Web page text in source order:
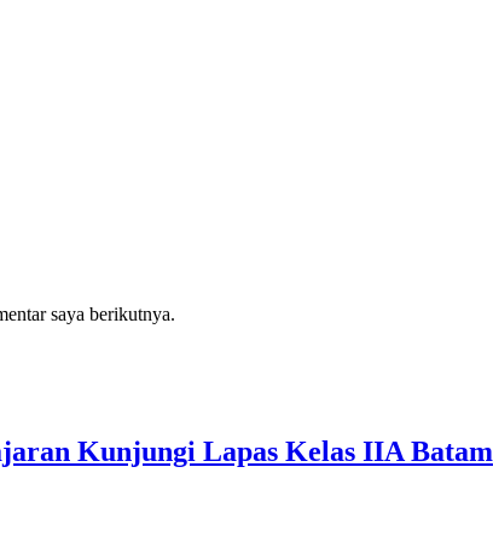
saya berikutnya.
Kunjungi Lapas Kelas IIA Batam